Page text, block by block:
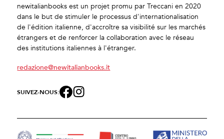
newitalianbooks est un projet promu par Treccani en 2020
dans le but de stimuler le processus d'internationalisation
de l'édition italienne, d'accroître sa visibilité sur les marchés
étrangers et de renforcer la collaboration avec le réseau
des institutions italiennes à l'étranger.
redazione@newitalianbooks.it
SUIVEZ-NOUS: